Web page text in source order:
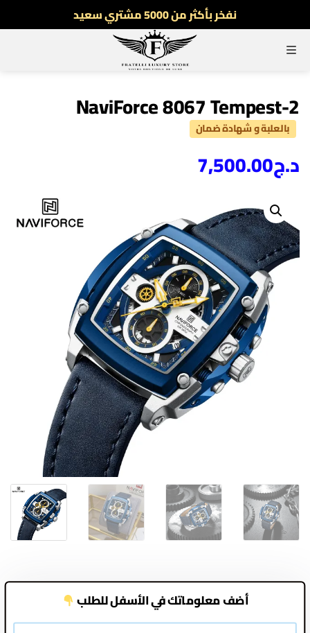
نفخر بأكثر من 5000 مشتري سعيد
أطلب الآن والدفع فقط عند استلام المنتج
توصيل سريع لجميع الولايات
القائمة
NaviForce 8067 Tempest-2
بالعلبة و شهادة ضمان
د.ج7,500.00
أضف معلوماتك في الأسفل للطلب